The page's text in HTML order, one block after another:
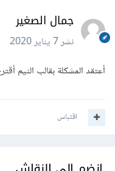
جمال الصغير
نشر7 يناير 2020
أعتقد المشكلة بقالب الثيم
اقتباس